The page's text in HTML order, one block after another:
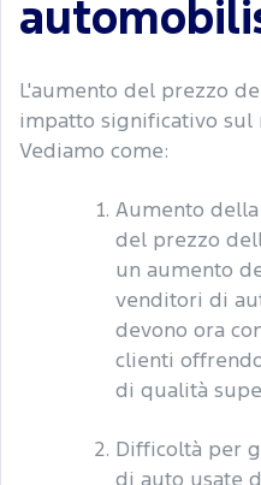
L'aumento del prezzo
impatto significativo sul
Vediamo come:
Aumento della
del prezzo
un aumento
venditori di
devono ora
clienti
di qualità
Difficoltà per
di auto usate